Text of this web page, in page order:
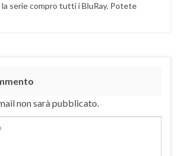
serie compro tutti i BluRay. Potete
non sarà pubblicato.